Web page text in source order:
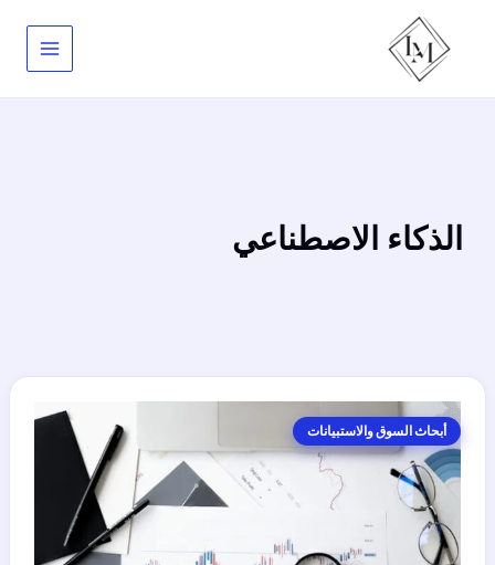
المحتوى
الذكاء الاصطناعي
أبحاث السوق والاستبيانات